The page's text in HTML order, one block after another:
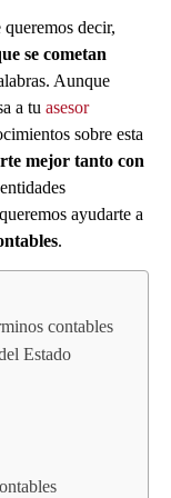
decir,
se cometan
Aunque
a tu asesor
sobre esta
mejor tanto con
ayudarte a
.
contables
Estado